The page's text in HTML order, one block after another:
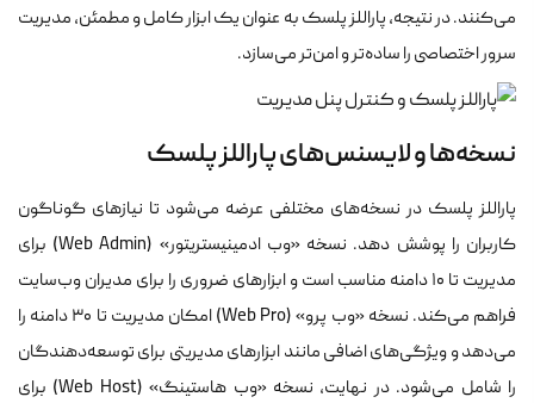
می‌کنند. در نتیجه، پاراللز پلسک به عنوان یک ابزار کامل و مطمئن، مدیریت
سرور اختصاصی را ساده‌تر و امن‌تر می‌سازد.
نسخه‌ها و لایسنس‌های پاراللز پلسک
پاراللز پلسک در نسخه‌های مختلفی عرضه می‌شود تا نیازهای گوناگون
کاربران را پوشش دهد. نسخه «وب ادمینیستریتور» (Web Admin) برای
مدیریت تا ۱۰ دامنه مناسب است و ابزارهای ضروری را برای مدیران وب‌سایت
فراهم می‌کند. نسخه «وب پرو» (Web Pro) امکان مدیریت تا ۳۰ دامنه را
می‌دهد و ویژگی‌های اضافی مانند ابزارهای مدیریتی برای توسعه‌دهندگان
را شامل می‌شود. در نهایت، نسخه «وب هاستینگ» (Web Host) برای